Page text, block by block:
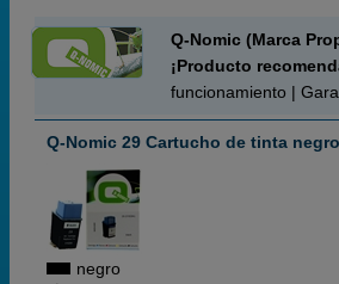
Q-Nomic (Marca
¡Producto
funcionamiento |
Q-Nomic 29 Cartucho de tinta
negro